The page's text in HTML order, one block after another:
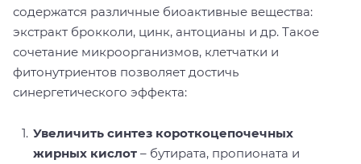
содержатся различные биоактивные вещества:
экстракт брокколи, цинк, антоцианы и др. Такое
сочетание микроорганизмов, клетчатки и
фитонутриентов позволяет достичь
синергетического эффекта:
Увеличить синтез короткоцепочечных
жирных кислот – бутирата, пропионата и